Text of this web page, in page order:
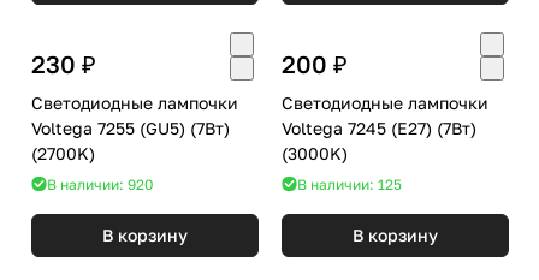
230 ₽
Светодиодные лампочки
Voltega 7255 (GU5) (7Вт)
(2700K)
В наличии: 920
В корзину
200 ₽
Светодиодные лампочки
Voltega 7245 (E27) (7Вт)
(3000K)
В наличии: 125
В корзину